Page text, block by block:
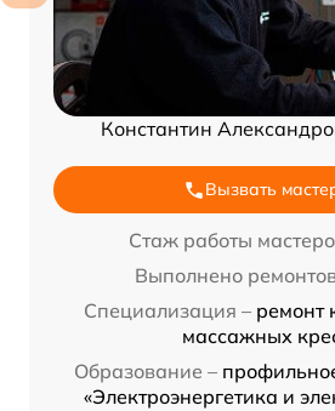
Константин
Вызвать
Стаж работы
Выполнено
Специализация – ремонт
массажных
Образование –
«Электроэнергетика и